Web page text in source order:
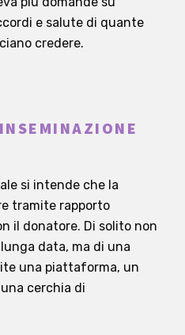
e salute di quante
credere.
si intende che la
tramite rapporto
il donatore. Di solito non
data, ma di una
una piattaforma, un
cerchia di